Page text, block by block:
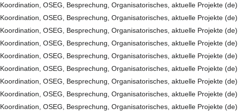
Koordination, OSEG, Besprechung, Organisatorisches, aktuelle Projekte (de)
Koordination, OSEG, Besprechung, Organisatorisches, aktuelle Projekte (de)
Koordination, OSEG, Besprechung, Organisatorisches, aktuelle Projekte (de)
Koordination, OSEG, Besprechung, Organisatorisches, aktuelle Projekte (de)
Koordination, OSEG, Besprechung, Organisatorisches, aktuelle Projekte (de)
Koordination, OSEG, Besprechung, Organisatorisches, aktuelle Projekte (de)
Koordination, OSEG, Besprechung, Organisatorisches, aktuelle Projekte (de)
Koordination, OSEG, Besprechung, Organisatorisches, aktuelle Projekte (de)
Koordination, OSEG, Besprechung, Organisatorisches, aktuelle Projekte (de)